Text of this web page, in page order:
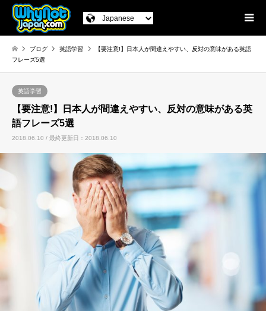
ブログ 英語学習
【要注意!】日本人が間違えやすい、反対の意味がある英語
フレーズ5選
英語学習
【要注意!】日本人が間違えやすい、反対の意味がある英
語フレーズ5選
2018.06.10 / 最終更新日：2018.06.10